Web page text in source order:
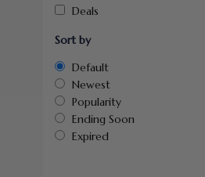
Deals
Sort by
Default
Newest
Popularity
Ending Soon
Expired